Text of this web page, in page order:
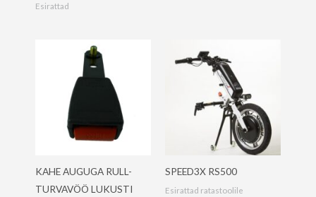
Esirattad
KAHE AUGUGA RULL-
TURVAVÖÖ LUKUSTI
SPEED3X RS500
Esirattad ratastoolile